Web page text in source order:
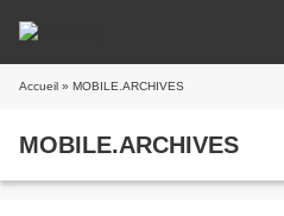
Accueil » MOBILE.ARCHIVES
MOBILE.ARCHIVES